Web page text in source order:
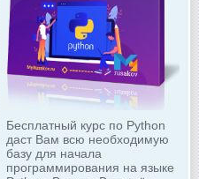
Бесплатный курс по Python
даст Вам всю необходимую
базу для начала
программирования на языке